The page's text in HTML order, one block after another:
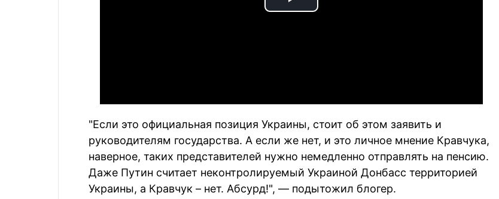
Play
"Если это официальная позиция Украины, стоит об этом заявить и
руководителям государства. А если же нет, и это личное мнение Кравчука,
наверное, таких представителей нужно немедленно отправлять на пенсию.
Даже Путин считает неконтролируемый Украиной Донбасс территорией
Украины, а Кравчук – нет. Абсурд!", — подытожил блогер.